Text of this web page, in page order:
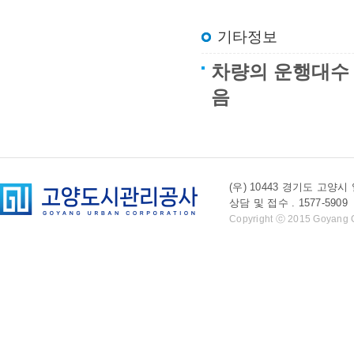
기타정보
차량의 운행대
음
(우) 10443 경기도 고양시
상담 및 접수 . 1577-
Copyright ⓒ 2015 Goyang